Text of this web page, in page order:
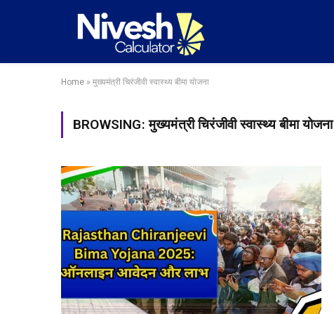
Home » मुख्यमंत्री चिरंजीवी स्वास्थ्य बीमा योजना
BROWSING:मुख्यमंत्री चिरंजीवी स्वास्थ्य बीमा योजना